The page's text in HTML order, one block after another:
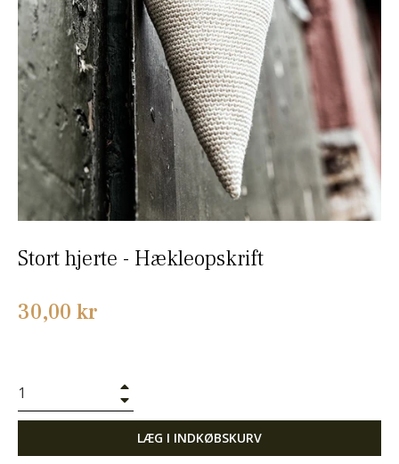
Stort hjerte - Hækleopskrift
Normalpris
30,00 kr
LÆG I INDKØBSKURV